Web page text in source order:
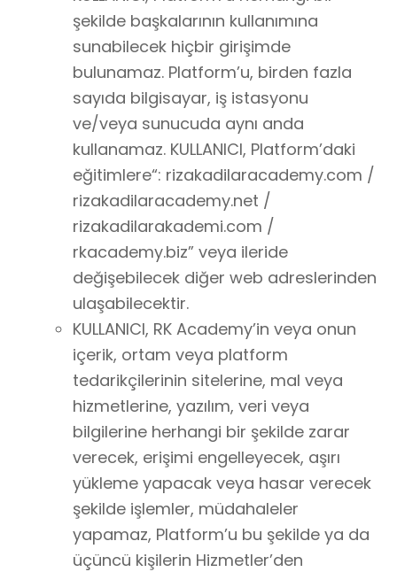
şekilde başkalarının kullanımına
sunabilecek hiçbir girişimde
bulunamaz. Platform’u, birden fazla
sayıda bilgisayar, iş istasyonu
ve/veya sunucuda aynı anda
kullanamaz. KULLANICI, Platform’daki
eğitimlere“: rizakadilaracademy.com /
rizakadilaracademy.net /
rizakadilarakademi.com /
rkacademy.biz” veya ileride
değişebilecek diğer web adreslerinden
ulaşabilecektir.
KULLANICI, RK Academy’in veya onun
içerik, ortam veya platform
tedarikçilerinin sitelerine, mal veya
hizmetlerine, yazılım, veri veya
bilgilerine herhangi bir şekilde zarar
verecek, erişimi engelleyecek, aşırı
yükleme yapacak veya hasar verecek
şekilde işlemler, müdahaleler
yapamaz, Platform’u bu şekilde ya da
üçüncü kişilerin Hizmetler’den